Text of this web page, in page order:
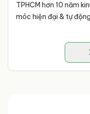
TPHCM hơn 10 năm
móc hiện đại & tự